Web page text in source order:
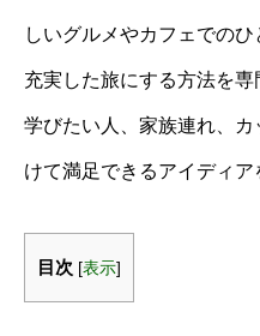
しいグルメやカフェでの
充実した旅にする方法を
学びたい人、家族連れ、
けて満足できるアイディア
目次 [表示]